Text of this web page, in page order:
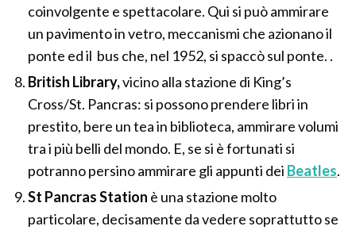
coinvolgente e spettacolare. Qui si può ammirare
un pavimento in vetro, meccanismi che azionano il
ponte ed il bus che, nel 1952, si spaccò sul ponte. .
British Library,vicino alla stazione di King’s
Cross/St. Pancras: si possono prendere libri in
prestito, bere un tea in biblioteca, ammirare volumi
tra i più belli del mondo. E, se si è fortunati si
potranno persino ammirare gli appunti dei Beatles.
St Pancras Station è una stazione molto
particolare, decisamente da vedere soprattutto se